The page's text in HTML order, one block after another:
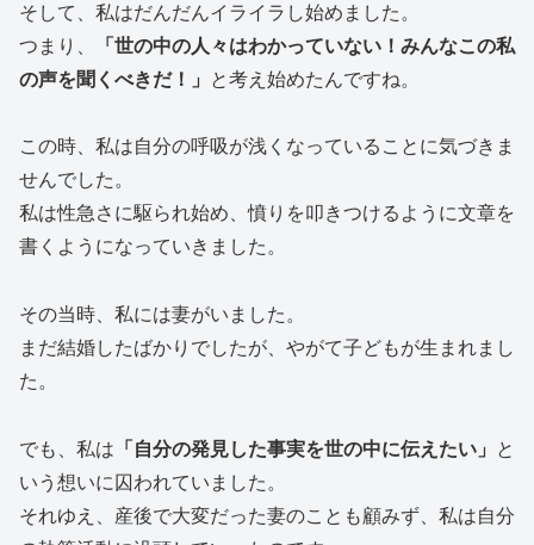
そして、私はだんだんイライラし始めました。
つまり、
「世の中の人々はわかっていない！みんなこの私
の声を聞くべきだ！」
と考え始めたんですね。
この時、私は自分の呼吸が浅くなっていることに気づきま
せんでした。
私は性急さに駆られ始め、憤りを叩きつけるように文章を
書くようになっていきました。
その当時、私には妻がいました。
まだ結婚したばかりでしたが、やがて子どもが生まれまし
た。
でも、私は 「自分の発見した事実を世の中に伝えたい」
と
いう想いに囚われていました。
それゆえ、産後で大変だった妻のことも顧みず、私は自分